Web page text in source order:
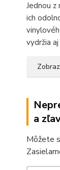
Jednou z
ich
vydržia
a
Môžete